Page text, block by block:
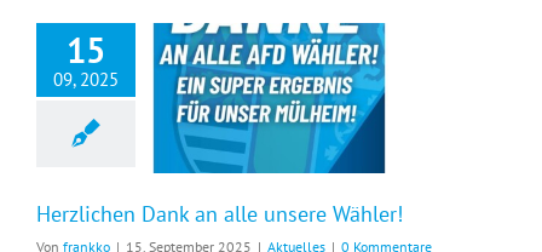
15
09, 2025
Herzlichen Dank an alle unsere Wähler!
Von frankko | 15. September 2025 | Aktuelles | 0 Kommentare